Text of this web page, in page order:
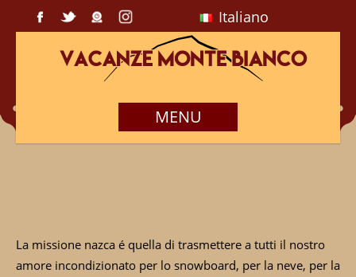
Italiano
MENU
La missione nazca é quella di trasmettere a tutti il nostro
amore incondizionato per lo snowboard, per la neve, per la